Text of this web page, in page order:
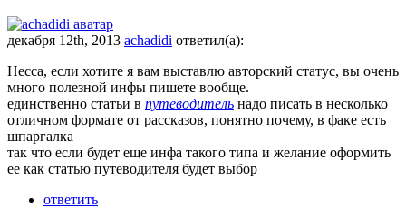
декабря 12th, 2013 achadidi ответил(а):
Несса, если хотите я вам выставлю авторский статус, вы очень
много полезной инфы пишете вообще.
единственно статьи в путеводитель надо писать в несколько
отличном формате от рассказов, понятно почему, в факе есть
шпаргалка
так что если будет еще инфа такого типа и желание оформить
ее как статью путеводителя будет выбор
ответить